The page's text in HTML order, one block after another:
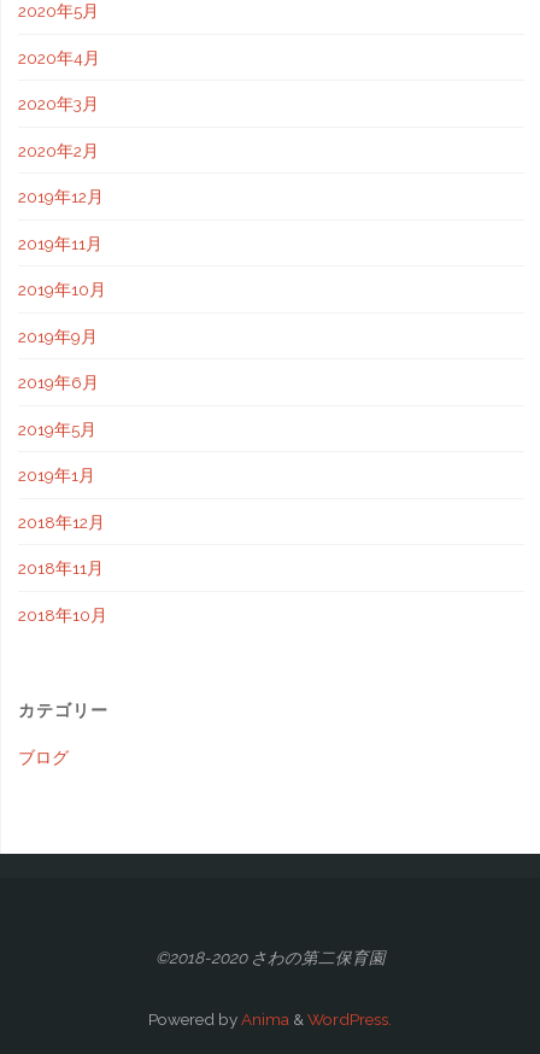
2020年5月
2020年4月
2020年3月
2020年2月
2019年12月
2019年11月
2019年10月
2019年9月
2019年6月
2019年5月
2019年1月
2018年12月
2018年11月
2018年10月
カテゴリー
ブログ
©2018-2020 さわの第二保育園
Powered byAnima & WordPress.